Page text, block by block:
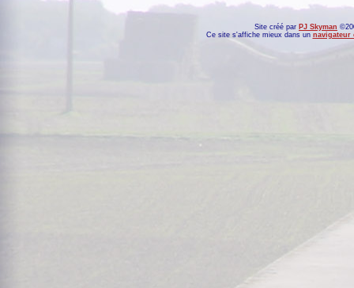
Site créé par PJ Skyman
Ce site s'affiche mieux dans un navigateur